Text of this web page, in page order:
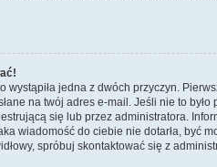
jedna z dwóch przyczyn.
na twój adres e-mail. Jeśli nie to
się lub przez administratora.
wiadomość do ciebie nie dotarła, być
spróbuj skontaktować się z